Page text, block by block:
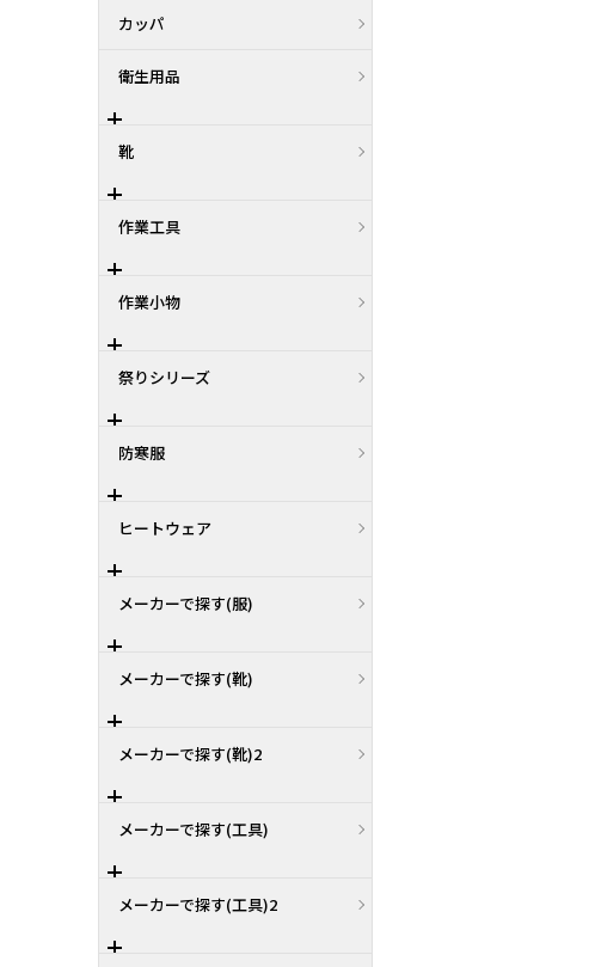
カッパ
衛生用品
靴
作業工具
作業小物
祭りシリーズ
防寒服
ヒートウェア
メーカーで探す(服)
メーカーで探す(靴)
メーカーで探す(靴)2
メーカーで探す(工具)
メーカーで探す(工具)2